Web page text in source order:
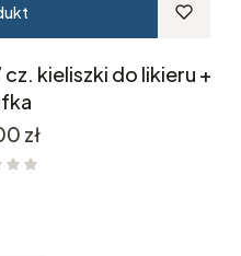
kieliszki do likieru +
zł